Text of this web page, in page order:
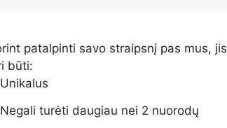
patalpinti savo straipsnį pas mus, jis
būti:
Unikalus
Negali turėti daugiau nei 2 nuorodų